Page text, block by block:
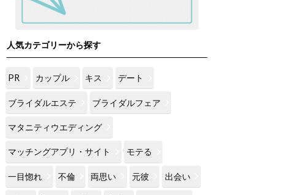
人気カテゴリーから探す
PR カップル キス デート
ブライダルエステ ブライダルフェア
マタニティウエディング
マッチングアプリ・サイト モテる
一目惚れ 不倫 両思い 元彼 出会い